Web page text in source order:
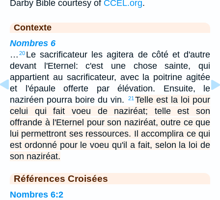
Darby Bible courtesy of CCEL.org.
Contexte
Nombres 6
… 20 Le sacrificateur les agitera de côté et d'autre
devant l'Eternel: c'est une chose sainte, qui
appartient au sacrificateur, avec la poitrine agitée
et l'épaule offerte par élévation. Ensuite, le
naziréen pourra boire du vin.
21 Telle est la loi pour
celui qui fait voeu de naziréat; telle est son
offrande à l'Eternel pour son naziréat, outre ce que
lui permettront ses ressources. Il accomplira ce qui
est ordonné pour le voeu qu'il a fait, selon la loi de
son naziréat.
Références Croisées
Nombres 6:2